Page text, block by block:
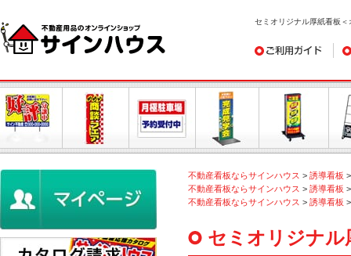
セミオリジナル厚紙看板
ご利用ガイド デ
不動産看板ならサインハウス > 誘導看板
不動産看板ならサインハウス > 誘導看板
不動産看板ならサインハウス > 誘導看板
セミオリジナル